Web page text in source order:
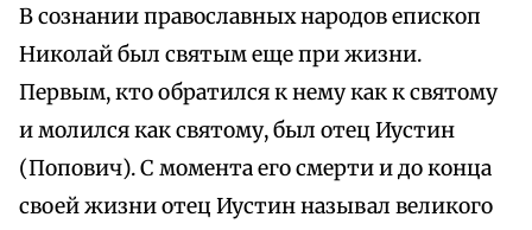
В сознании православных народов епископ
Николай был святым еще при жизни.
Первым, кто обратился к нему как к святому
и молился как святому, был отец Иустин
(Попович). С момента его смерти и до конца
своей жизни отец Иустин называл великого